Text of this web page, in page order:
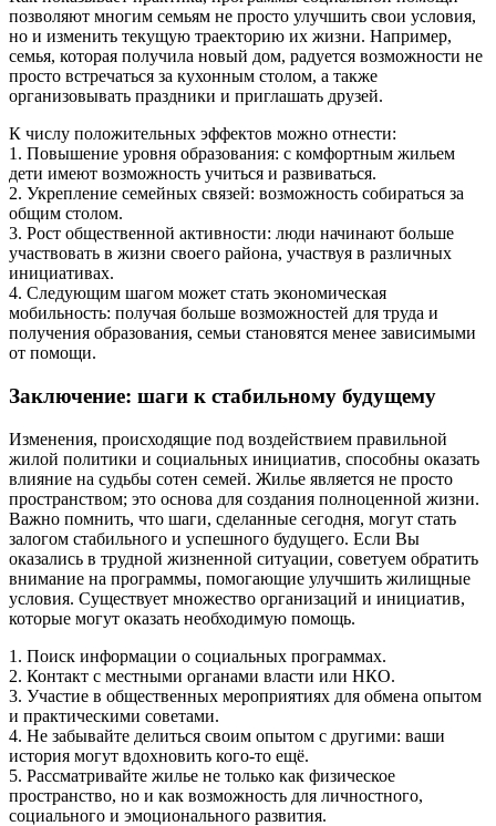
позволяют многим семьям не просто улучшить свои условия,
но и изменить текущую траекторию их жизни. Например,
семья, которая получила новый дом, радуется возможности не
просто встречаться за кухонным столом, а также
организовывать праздники и приглашать друзей.
К числу положительных эффектов можно отнести:
1. Повышение уровня образования: с комфортным жильем
дети имеют возможность учиться и развиваться.
2. Укрепление семейных связей: возможность собираться за
общим столом.
3. Рост общественной активности: люди начинают больше
участвовать в жизни своего района, участвуя в различных
инициативах.
4. Следующим шагом может стать экономическая
мобильность: получая больше возможностей для труда и
получения образования, семьи становятся менее зависимыми
от помощи.
Заключение: шаги к стабильному будущему
Изменения, происходящие под воздействием правильной
жилой политики и социальных инициатив, способны оказать
влияние на судьбы сотен семей. Жилье является не просто
пространством; это основа для создания полноценной жизни.
Важно помнить, что шаги, сделанные сегодня, могут стать
залогом стабильного и успешного будущего. Если Вы
оказались в трудной жизненной ситуации, советуем обратить
внимание на программы, помогающие улучшить жилищные
условия. Существует множество организаций и инициатив,
которые могут оказать необходимую помощь.
1. Поиск информации о социальных программах.
2. Контакт с местными органами власти или НКО.
3. Участие в общественных мероприятиях для обмена опытом
и практическими советами.
4. Не забывайте делиться своим опытом с другими: ваши
история могут вдохновить кого-то ещё.
5. Рассматривайте жилье не только как физическое
пространство, но и как возможность для личностного,
социального и эмоционального развития.